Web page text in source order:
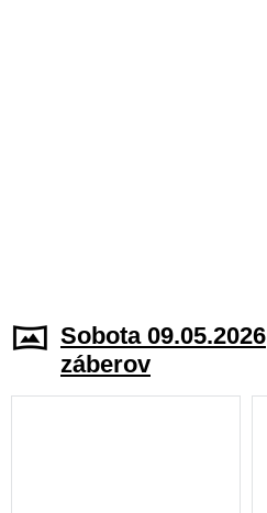
Sobota 09.05.2026
záberov